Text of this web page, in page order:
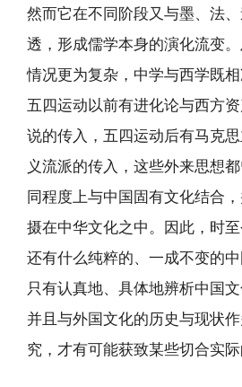
然而它在不同阶段又与墨、法
透，形成儒学本身的演化流变。
情况更为复杂，中学与西学既相
五四运动以前有进化论与西方
说的传入，五四运动后有马克
义流派的传入，这些外来思想
同程度上与中国固有文化结合
摄在中华文化之中。因此，时
还有什么纯粹的、一成不变的
只有认真地、具体地辨析中国
并且与外国文化的历史与现状
究，才有可能获致某些切合实际